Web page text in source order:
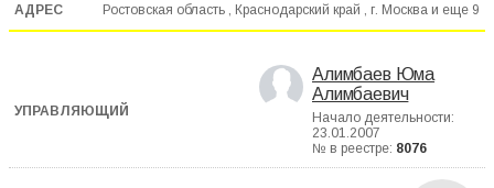
Ростовская область , Краснодарский край , г. Москва и еще 9
Алимбаев Юма
Алимбаевич
Начало деятельности:
23.01.2007
№ в реестре: 8076